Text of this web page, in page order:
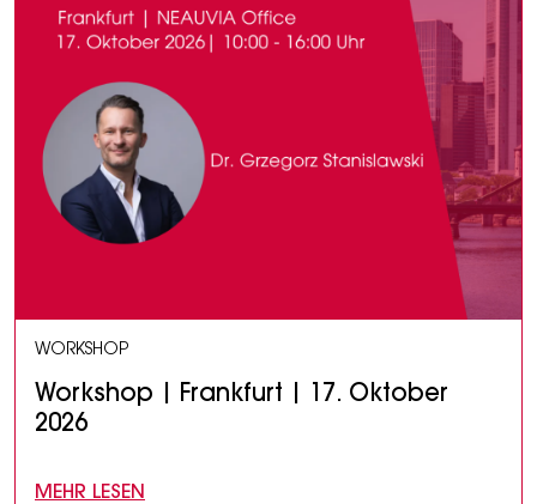
WORKSHOP
Workshop | Frankfurt | 17. Oktober
2026
MEHR LESEN